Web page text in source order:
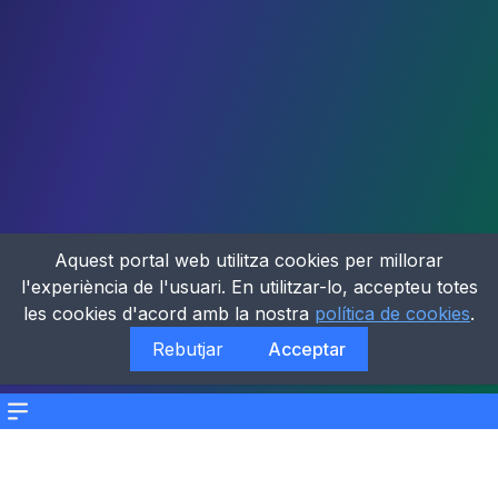
Menu
Aquest portal web utilitza cookies per millorar
l'experiència de l'usuari. En utilitzar-lo, accepteu totes
les cookies d'acord amb la nostra política de cookies.
Rebutjar
Acceptar